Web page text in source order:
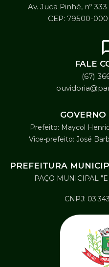
Av. Juca Pinhé, nº
CEP: 79500-
FALE
(67)
Prefeito: Maycol
Vice-prefeito: José
PREFEITURA
PAÇO MUNICIPAL
CNPJ: